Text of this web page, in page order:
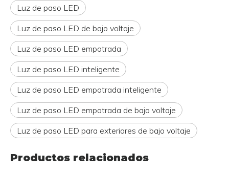
Luz de paso LED
Luz de paso LED de bajo voltaje
Luz de paso LED empotrada
Luz de paso LED inteligente
Luz de paso LED empotrada inteligente
Luz de paso LED empotrada de bajo voltaje
Luz de paso LED para exteriores de bajo voltaje
Productos relacionados